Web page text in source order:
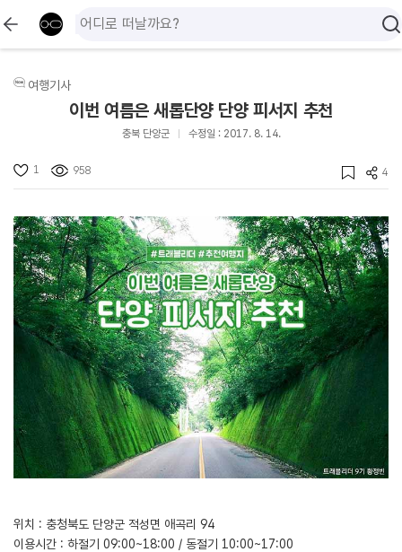
여행기사
이번 여름은 새롭단양 단양 피서지 추천
충북 단양군 수정일 : 2017. 8. 14.
1 958 4
위치 : 충청북도 단양군 적성면 애곡리 94
이용시간 : 하절기 09:00~18:00 / 동절기 10:00~17:00